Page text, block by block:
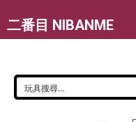
二番目 NIBANME